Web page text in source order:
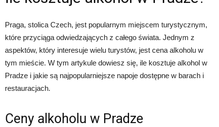
Praga, stolica Czech, jest popularnym miejscem turystycznym,
które przyciąga odwiedzających z całego świata. Jednym z
aspektów, który interesuje wielu turystów, jest cena alkoholu w
tym mieście. W tym artykule dowiesz się, ile kosztuje alkohol w
Pradze i jakie są najpopularniejsze napoje dostępne w barach i
restauracjach.
Ceny alkoholu w Pradze